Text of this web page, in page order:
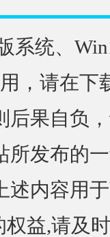
系统、
，请在下
后果自负
所发布的
述内容用
益,请及